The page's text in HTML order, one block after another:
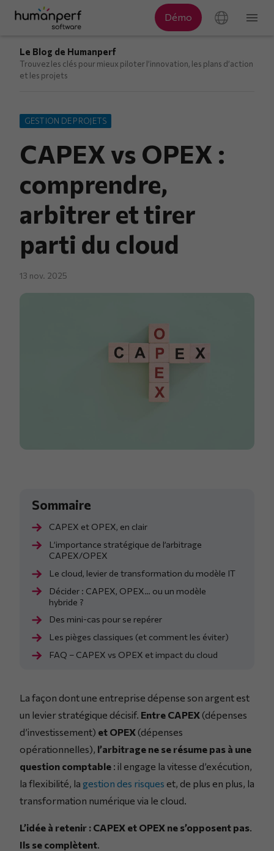
Le Blog de Humanperf
Trouvez les clés pour mieux piloter l’innovation, les plans d’action
et les projets
GESTION DE PROJETS
CAPEX vs OPEX :
comprendre,
arbitrer et tirer
parti du cloud
13 nov. 2025
CAPEX et OPEX, en clair
L’importance stratégique de l’arbitrage
CAPEX/OPEX
Le cloud, levier de transformation du modèle IT
Décider : CAPEX, OPEX… ou un modèle
hybride ?
Des mini-cas pour se repérer
Les pièges classiques (et comment les éviter)
FAQ – CAPEX vs OPEX et impact du cloud
La façon dont une entreprise dépense son argent est
un levier stratégique décisif. Entre CAPEX (dépenses
d’investissement) et OPEX (dépenses
opérationnelles), l’arbitrage ne se résume pas à une
question comptable : il engage la vitesse d’exécution,
la flexibilité, la gestion des risques et, de plus en plus, la
transformation numérique via le cloud.
L’idée à retenir : CAPEX et OPEX ne s’opposent pas
Ils se complètent